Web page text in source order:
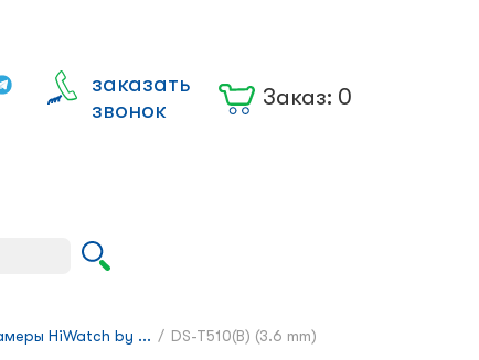
заказать
звонок
Заказ: 0
HiWatch by ... / DS-T510(B) (3.6 mm)